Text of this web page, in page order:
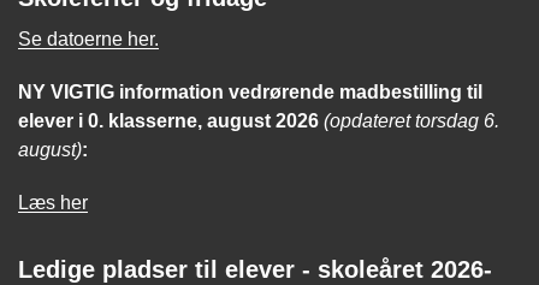
Se datoerne her.
NY VIGTIG information vedrørende madbestilling til
elever i 0. klasserne, august 2026 (opdateret torsdag 6.
august):
Læs her
Ledige pladser til elever - skoleåret 2026-